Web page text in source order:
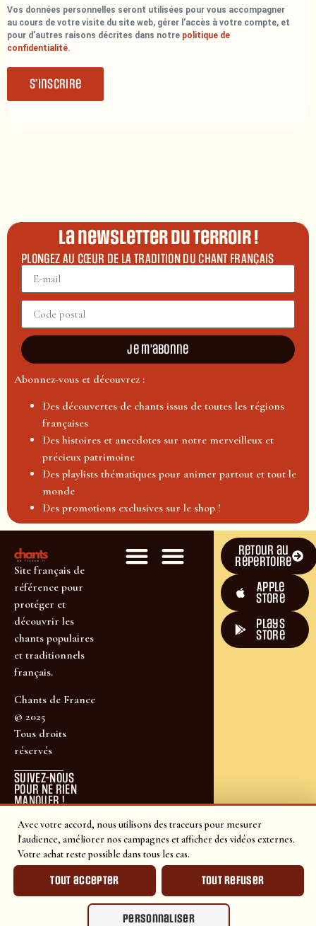
Avec votre accord, nous utilisons des traceurs pour mesurer
l'audience, améliorer nos campagnes et afficher des vidéos externes.
Votre achat reste possible dans tous les cas.
Tout accepter Tout refuser
Personnaliser
Vos données personnelles seront utilisées pour vous accompagner
au cours de votre visite du site web, gérer l’accès à votre compte, et
pour d’autres raisons décrites dans notre politique de
confidentialité.
S’inscrire
La newsletter du terroir !
PLONGEZ AU CŒUR DE LA TRADITION DU CHANT FRANÇAIS
Je m'abonne
Abonnez-vous et découvrez :
Des découvertes de chants issus de toutes les régions
françaises
Des histoires et anecdotes sur notre merveilleux et
précieux patrimoine
Des playlists thématiques pour animer partout et tout le
monde
Des promotions exclusives sur le shop !
Site français de
référence pour
protéger et
découvrir les
chants populaires
et traditionnels
français.
Chants de France
© 2025
Tous droits
réservés
SUIVEZ-NOUS
POUR NE RIEN
MANQUER !
Retour au
répertoire
Apple
Store
plays
store